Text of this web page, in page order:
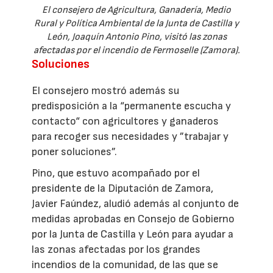
El consejero de Agricultura, Ganadería, Medio
Rural y Política Ambiental de la Junta de Castilla y
León, Joaquín Antonio Pino, visitó las zonas
afectadas por el incendio de Fermoselle (Zamora).
Soluciones
El consejero mostró además su
predisposición a la “permanente escucha y
contacto“ con agricultores y ganaderos
para recoger sus necesidades y ”trabajar y
poner soluciones”.
Pino, que estuvo acompañado por el
presidente de la Diputación de Zamora,
Javier Faúndez, aludió además al conjunto de
medidas aprobadas en Consejo de Gobierno
por la Junta de Castilla y León para ayudar a
las zonas afectadas por los grandes
incendios de la comunidad, de las que se